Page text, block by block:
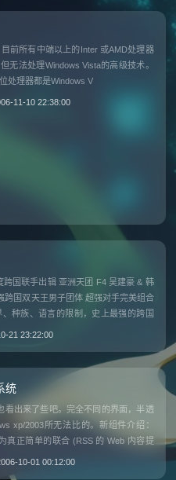
前所有中端以上的Inter 或AMD处理器
无法处理Windows Vista的高级技术。
处理器都是Windows V
11-10 22:38:00
国联手出辑 亚洲天团 F4 吴建豪 & 韩
国双天王男子团体 超强对手完美组合
、种族、语言的限制，史上最强的跨国
21 23:22:00
统
看出来了些吧。完全不同的界面，半透
xp/2003所无法比的。新组件介绍：
真正简单的联合 (RSS 的 Web 内容提
10-01 00:12:00